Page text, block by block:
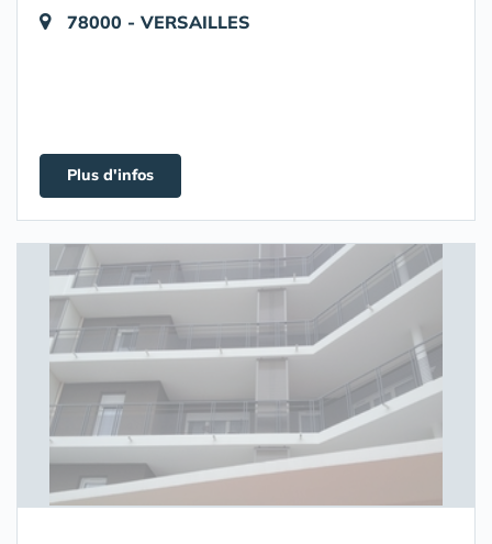
78000 - VERSAILLES
Plus d'infos